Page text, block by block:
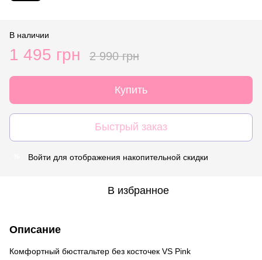
В наличии
1 495 грн 2 990 грн
Купить
Быстрый заказ
Войти для отображения накопительной скидки
В избранное
Описание
Комфортный бюстгальтер без косточек VS Pink